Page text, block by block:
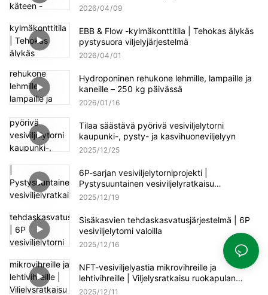
2026 04 09
EBB & Flow -kylmäkonttitila | Tehokas älykäs
pystysuora viljelyjärjestelmä
2026 04 01
Hydroponinen rehukone lehmille, lampaille ja
kaneille – 250 kg päivässä
2026 01 16
Tilaa säästävä pyörivä vesiviljelytorni
kaupunki-, pysty- ja kasvihuoneviljelyyn
2025 12 25
6P-sarjan vesiviljelytorniprojekti |
Pystysuuntainen vesiviljelyratkaisu
nykyaikaiseen kasvihuoneeseen
2025 12 19
Sisäkasvien tehdaskasvatusjärjestelmä | 6P
vesiviljelytorni valoilla
2025 12 16
NFT-vesiviljelyastia mikrovihreille ja
lehtivihreille | Viljelysratkaisu ruokapulan
ratkaisemiseksi
2025 12 11